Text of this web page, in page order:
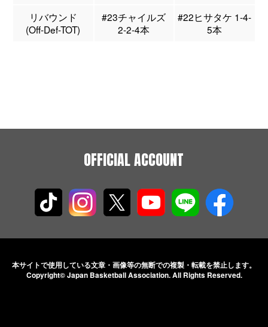
リバウンド
(Off-Def-TOT)
#23チャイルズ
2-2-4本
#22ヒサタケ 1-4-
5本
OFFICIAL ACCOUNT
本サイトで使用している文章・画像等の無断での複製・転載を禁止します。
Copyright© Japan Basketball Association.All Rights Reserved.